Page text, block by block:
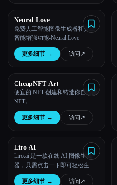
Neural Love
免费人工智能图像生成器和人工
智能增强功能-Neural.Love
更多细节 → 访问 ↗︎
CheapNFT Art
便宜的 NFT-创建和铸造你自己的
NFT。
更多细节 → 访问 ↗︎
Liro AI
Liro.ai 是一款在线 AI 图像生成
器，只需点击一下即可轻松生成
任何你能想象的东西。
更多细节 → 访问 ↗︎